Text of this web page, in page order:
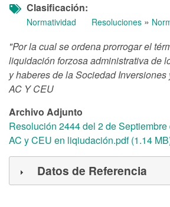
Clasificación
Normatividad Resoluciones »
"Por la cual se ordena prorrogar el
liquidación forzosa administrativa de
y haberes de la Sociedad
AC Y CEU
Archivo Adjunto
Resolución 2444 del 2 de
AC y CEU en liqiudación.pdf (1.14
Datos de Referencia